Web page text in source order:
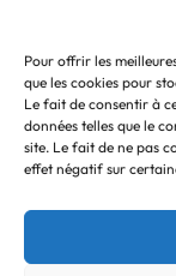
Pour offrir les
que les cookies pour
Le fait de consentir à
données telles que le
site. Le fait de ne pas
effet négatif sur
75009 Paris –
+33 (0)1 55 04 05